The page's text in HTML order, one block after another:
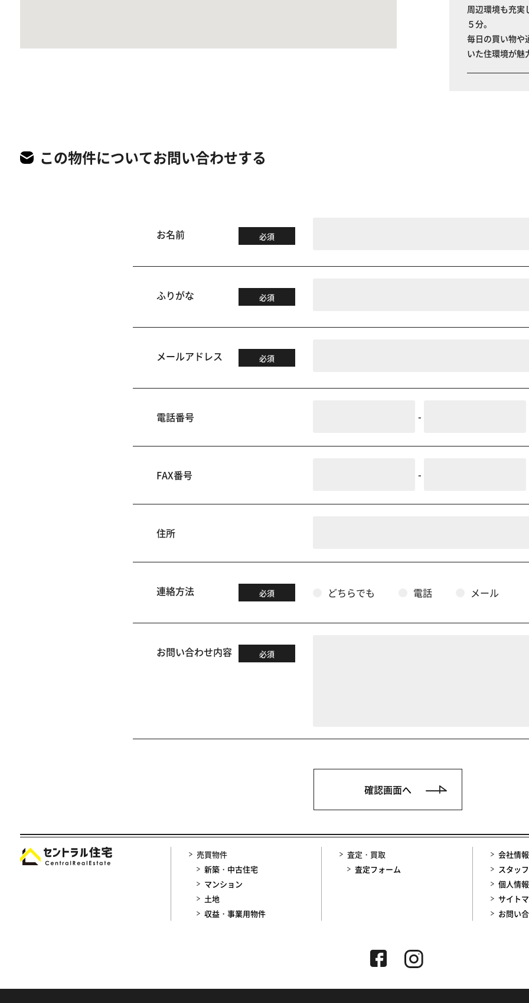
周辺環境も充実
５分。
毎日の買い物や
いた住環境が魅
この物件についてお問い合わせする
お名前 必須
ふりがな 必須
メールアドレス 必須
電話番号 -
FAX番号 -
住所
連絡方法 必須 どちらでも 電話 メール
お問い合わせ内容 必須
売買物件
新築・中古住宅
マンション
土地
収益・事業用物件
査定・買取
査定フォーム
会社情報
スタッ
個人情
サイト
お問い